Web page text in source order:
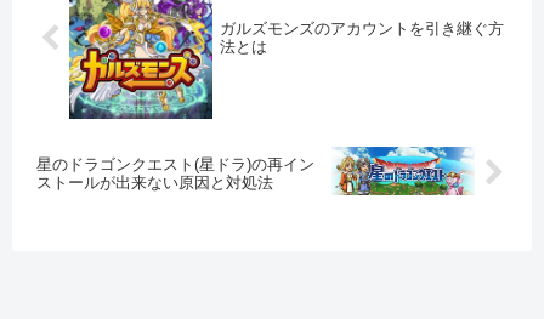
ガルズモンズのアカウントを引き継ぐ方
法とは
星のドラゴンクエスト(星ドラ)の再イン
ストールが出来ない原因と対処法